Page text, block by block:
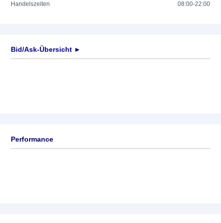
Handelszeiten 08:00-22:00
Bid/Ask-Übersicht ►
Performance